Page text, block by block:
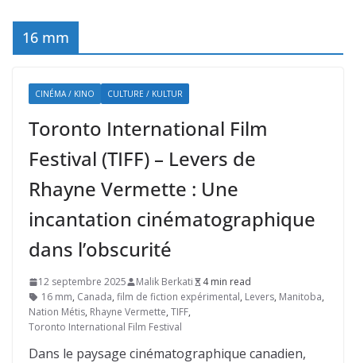
16 mm
CINÉMA / KINO CULTURE / KULTUR
Toronto International Film
Festival (TIFF) – Levers de
Rhayne Vermette : Une
incantation cinématographique
dans l’obscurité
12 septembre 2025 Malik Berkati
4 min read
16 mm, Canada, film de fiction expérimental, Levers, Manitoba,
Nation Métis, Rhayne Vermette, TIFF,
Toronto International Film Festival
Dans le paysage cinématographique canadien,